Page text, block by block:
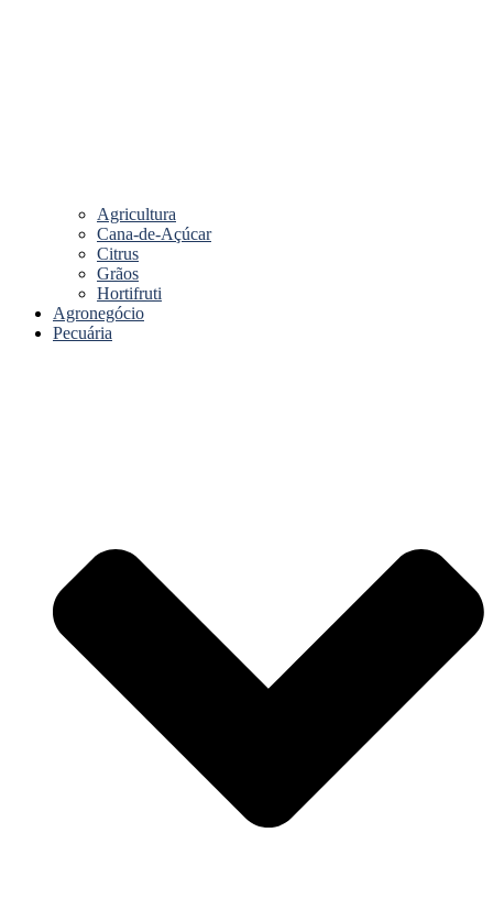
Agricultura
Cana-de-Açúcar
Citrus
Grãos
Hortifruti
Agronegócio
Pecuária